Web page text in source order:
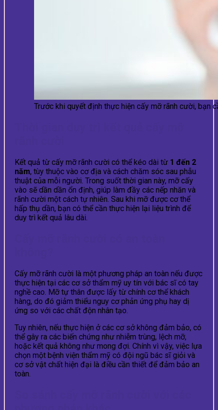
Trước khi quyết định thực hiện cấy mỡ rãnh cười, bạn
Kết quả từ cấy mỡ rãnh cười có thể kéo dài từ 1 đến 2
năm, tùy thuộc vào cơ địa và cách chăm sóc sau phẫu
thuật của mỗi người. Trong suốt thời gian này, mỡ cấy
vào sẽ dần dần ổn định, giúp làm đầy các nếp nhăn và
rãnh cười một cách tự nhiên. Sau khi mỡ được cơ thể
hấp thụ dần, bạn có thể cần thực hiện lại liệu trình để
duy trì kết quả lâu dài.
Cấy mỡ rãnh cười là một phương pháp an toàn nếu được
thực hiện tại các cơ sở thẩm mỹ uy tín với bác sĩ có tay
nghề cao. Mỡ tự thân được lấy từ chính cơ thể khách
hàng, do đó giảm thiểu nguy cơ phản ứng phụ hay dị
ứng so với các chất độn nhân tạo.
Tuy nhiên, nếu thực hiện ở các cơ sở không đảm bảo, có
thể gây ra các biến chứng như nhiễm trùng, lệch mỡ,
hoặc kết quả không như mong đợi. Chính vì vậy, việc lựa
chọn một bệnh viện thẩm mỹ có đội ngũ bác sĩ giỏi và
cơ sở vật chất hiện đại là điều cần thiết để đảm bảo an
toàn.